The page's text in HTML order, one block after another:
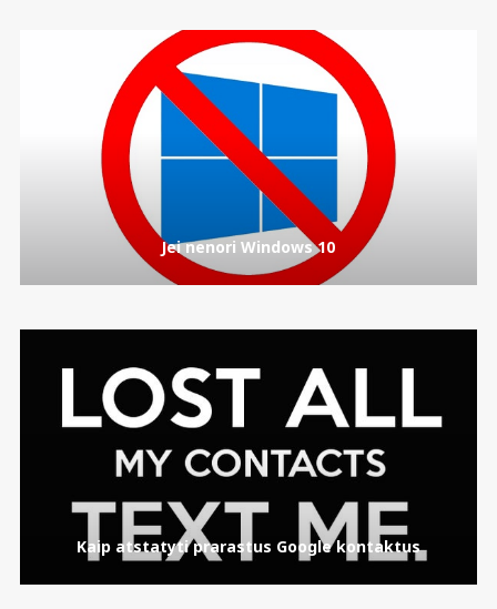
Jei nenori Windows 10
Kaip atstatyti prarastus Google kontaktus